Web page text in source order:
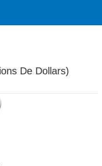
De Dollars)